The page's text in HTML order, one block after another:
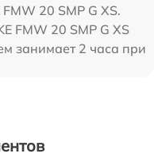
20 SMP G XS.
FMW 20 SMP G XS
занимает 2 часа при